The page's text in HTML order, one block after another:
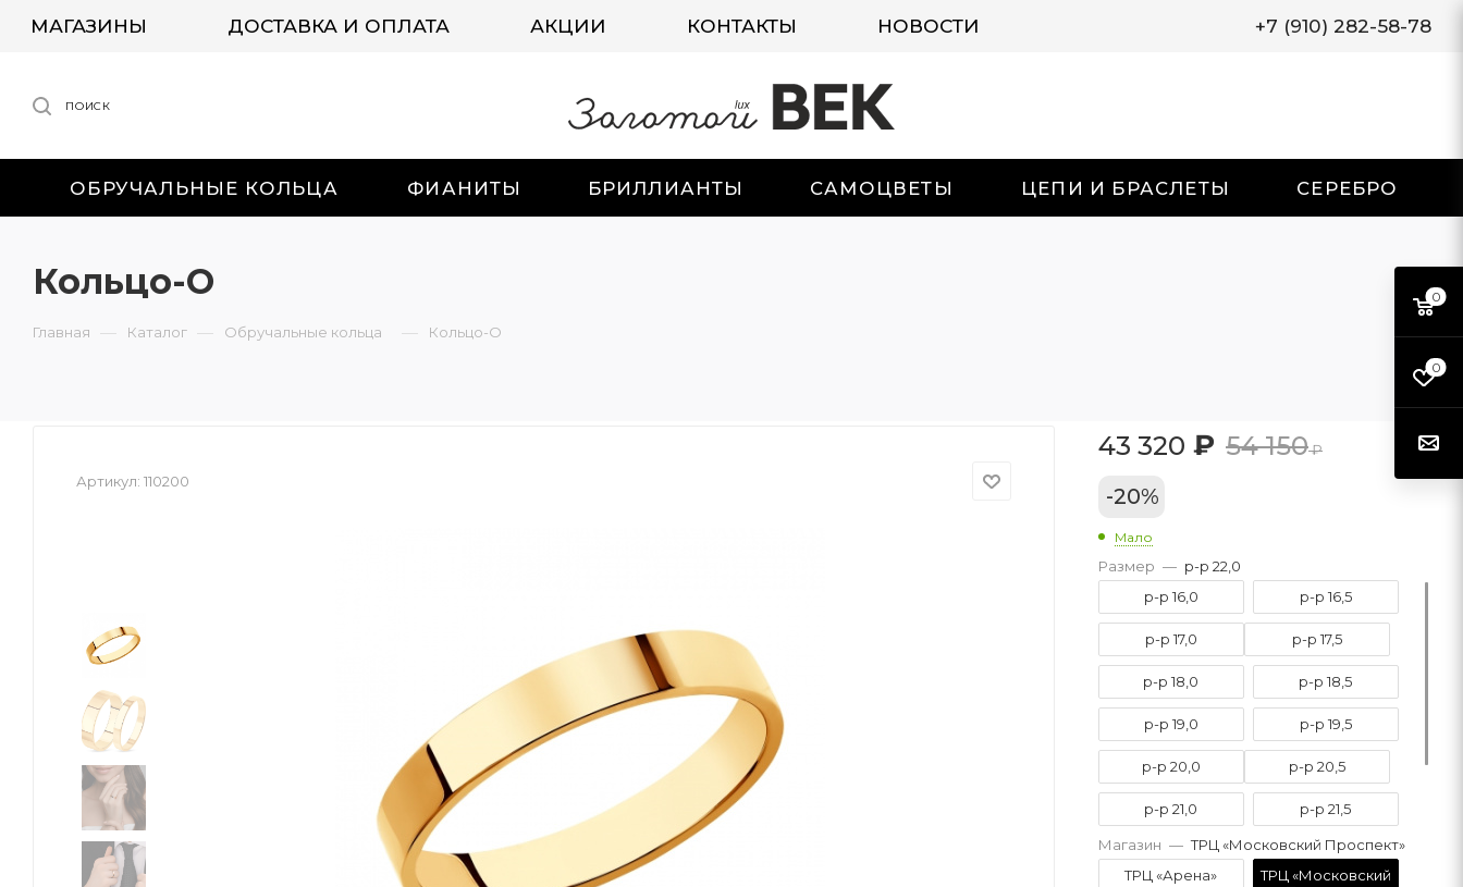
МАГАЗИНЫ ДОСТАВКА И ОПЛАТА АКЦИИ КОНТАКТЫ НОВОСТИ +7 (910) 282-58-78
ПОИСК
ОБРУЧАЛЬНЫЕ КОЛЬЦА ФИАНИТЫ БРИЛЛИАНТЫ САМОЦВЕТЫ ЦЕПИ И БРАСЛЕТЫ СЕРЕБРО
Кольцо-О
Главная — Каталог — Обручальные кольца — Кольцо-О
Артикул: 110200
43 320 ₽ 54 150₽
-20%
Мало
Размер — р-р 22,0
р-р 16,0
р-р 16,5
р-р 17,0 р-р 17,5
р-р 18,0 р-р 18,5
р-р 19,0 р-р 19,5
р-р 20,0 р-р 20,5
р-р 21,0 р-р 21,5
р-р 22,0 р-р 22,5
Магазин — ТРЦ «Московский Проспект»
ТРЦ «Арена»
ТРЦ «Московский
0
0